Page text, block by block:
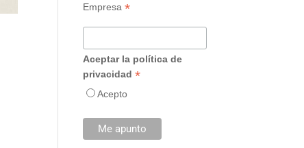
Empresa *
Aceptar la política de
privacidad *
Acepto